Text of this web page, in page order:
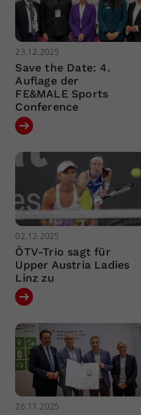
23.12.2025
Save the Date: 4.
Auflage der
FE&MALE Sports
Conference
02.12.2025
ÖTV-Trio sagt für
Upper Austria Ladies
Linz zu
26.11.2025